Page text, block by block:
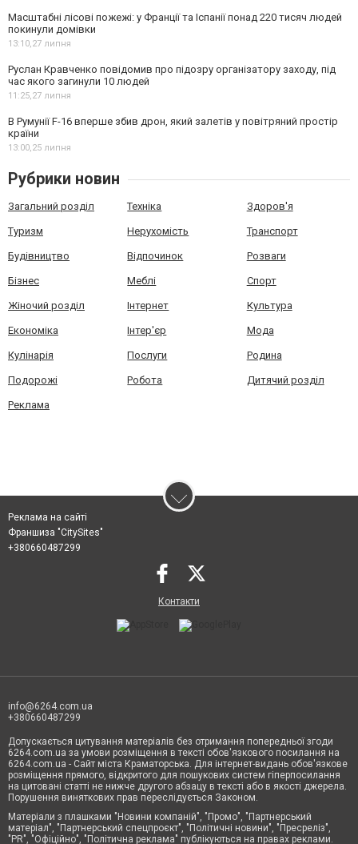
Масштабні лісові пожежі: у Франції та Іспанії понад 220 тисяч людей
покинули домівки
13:10,27 липня
Руслан Кравченко повідомив про підозру організатору заходу, під
час якого загинули 10 людей
11:25,27 липня
В Румунії F-16 вперше збив дрон, який залетів у повітряний простір
країни
13:00,25 липня
Рубрики новин
Загальний розділ Техніка Здоров'я
Туризм Нерухомість Транспорт
Будівництво Відпочинок Розваги
Бізнес Меблі Спорт
Жіночий розділ Інтернет Культура
Економіка Інтер'єр Мода
Кулінарія Послуги Родина
Подорожі Робота Дитячий розділ
Реклама
Реклама на сайті
Франшиза "CitySites"
+380660487299
Контакти
info@6264.com.ua
+380660487299
Допускається цитування матеріалів без отримання попередньої згоди
6264.com.ua за умови розміщення в тексті обов'язкового посилання на
6264.com.ua - Сайт міста Краматорська. Для інтернет-видань обов'язкове
розміщення прямого, відкритого для пошукових систем гіперпосилання
на цитовані статті не нижче другого абзацу в тексті або в якості джерела.
Порушення виняткових прав переслідується Законом.
Матеріали з плашками "Новини компаній", "Промо", "Партнерський
матеріал", "Партнерський спецпроєкт", "Політичні новини", "Пресреліз",
"PR", "Офіційно", "Політична реклама" публікуються на правах реклами.